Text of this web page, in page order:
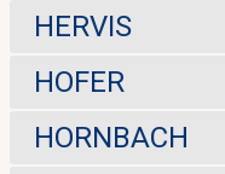
HERVIS
HOFER
HORNBACH